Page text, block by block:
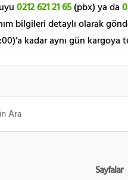
0212 621 21 65 (pbx) ya da
bilgileri detaylı olarak
kadar aynı gün
Sayfalar